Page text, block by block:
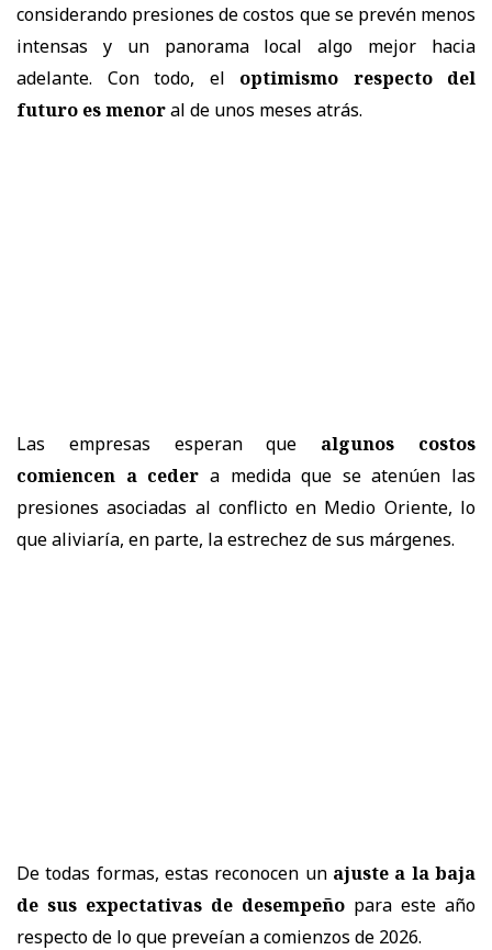
considerando presiones de costos que se prevén menos
intensas y un panorama local algo mejor hacia
adelante. Con todo, el optimismo respecto del
futuro es menoral de unos meses atrás.
Las empresas esperan que algunos costos
comiencen a ceder a medida que se atenúen las
presiones asociadas al conflicto en Medio Oriente, lo
que aliviaría, en parte, la estrechez de sus márgenes.
De todas formas, estas reconocen un ajuste a la baja
de sus expectativas de desempeño para este año
respecto de lo que preveían a comienzos de 2026.